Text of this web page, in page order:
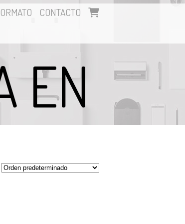
CONTACTO
EN